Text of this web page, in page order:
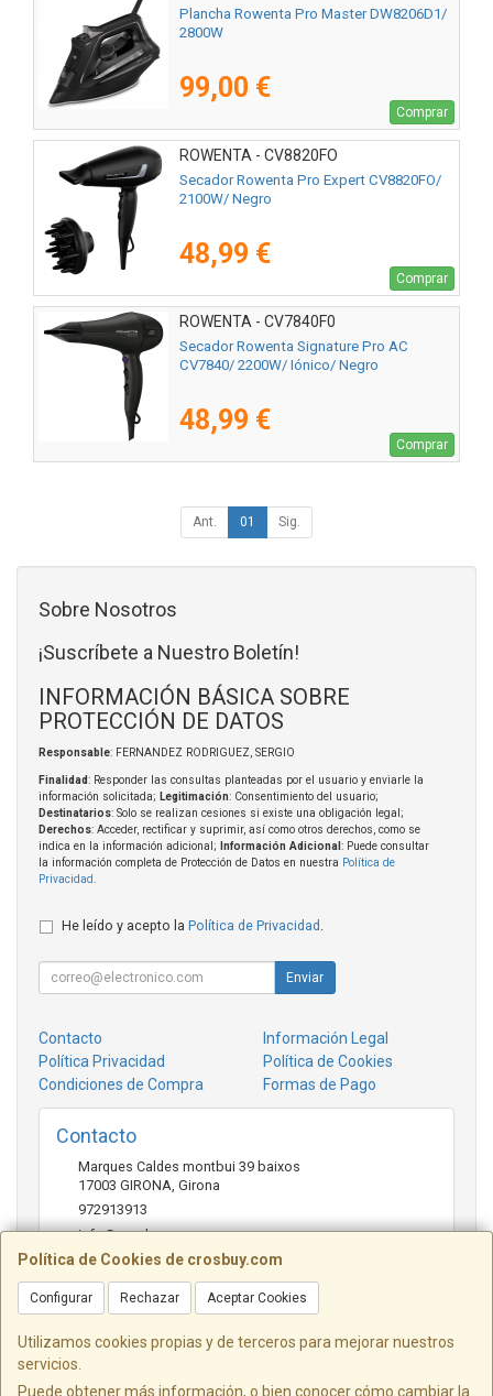
Plancha Rowenta Pro Master DW8206D1/
2800W
99,00 €
Comprar
ROWENTA - CV8820FO
Secador Rowenta Pro Expert CV8820FO/
2100W/ Negro
48,99 €
Comprar
ROWENTA - CV7840F0
Secador Rowenta Signature Pro AC
CV7840/ 2200W/ Iónico/ Negro
48,99 €
Comprar
Ant. 01 Sig.
Política de Cookies de crosbuy.com
Configurar Rechazar Aceptar Cookies
Utilizamos cookies propias y de terceros para mejorar nuestros
servicios.
Puede obtener más información, o bien conocer cómo cambiar la
Sobre Nosotros
¡Suscríbete a Nuestro Boletín!
INFORMACIÓN BÁSICA SOBRE
PROTECCIÓN DE DATOS
Responsable: FERNANDEZ RODRIGUEZ, SERGIO
Finalidad: Responder las consultas planteadas por el usuario y enviarle la
información solicitada; Legitimación: Consentimiento del usuario;
Destinatarios: Solo se realizan cesiones si existe una obligación legal;
Derechos: Acceder, rectificar y suprimir, así como otros derechos, como se
indica en la información adicional;
Información Adicional : Puede consultar
la información completa de Protección de Datos en nuestra Política de
Privacidad.
He leído y acepto la Política de Privacidad .
Enviar
Contacto
Información Legal
Política Privacidad
Política de Cookies
Condiciones de Compra
Formas de Pago
Contacto
Marques Caldes montbui 39 baixos
17003 GIRONA, Girona
972913913
info@crosbuy.com
Horario
de 10:00 a 13:30 y de 16:30 a 20:00